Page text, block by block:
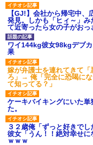
【GJ!】会社から帰宅中
発見。しかも「ヒィ～」
て近寄ったら女の子がお
ワイ144kg彼女98kgデブ
果
嫁が弁護士を連れてきて
ろ」→ 俺「完全に恐喝に
て知ってる？」
ケーキバイキングにいた
た。
３２歳俺「ずっと好きで
彼女「うん！！絶対幸せ
ｗｗｗ